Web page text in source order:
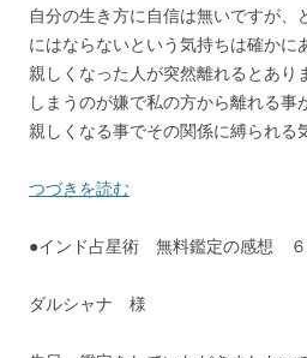
自分の生き方に自信は無いですが、
にはならないという気持ちは確かに
親しくなった人が突然離れるとあり
しまうのが嫌で私の方から離れる事
親しくなる事でその関係に縛られる
つづきを読む
●インド占星術 無料鑑定の感想
ダルシャナ 様